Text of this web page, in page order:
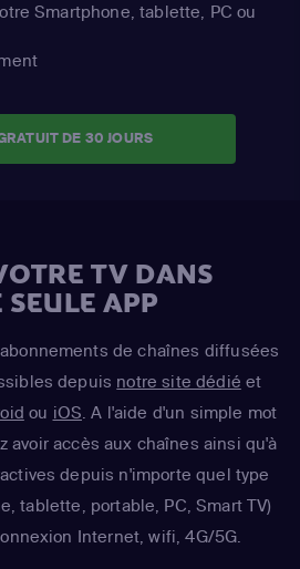
Smartphone, tablette, PC ou
DE 30 JOURS
TV DANS
SEULE APP
de chaînes diffusées
depuis notre site dédié et
ou iOS . A l'aide d'un simple mot
avoir accès aux chaînes ainsi qu'à
depuis n'importe quel type
tablette, portable, PC, Smart TV)
Internet, wifi, 4G/5G.